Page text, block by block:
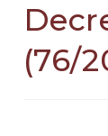
(76/